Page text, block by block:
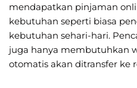
mendapatkan pinjaman
kebutuhan seperti biasa
kebutuhan sehari-hari.
juga hanya membutuhkan
otomatis akan ditransfer ke